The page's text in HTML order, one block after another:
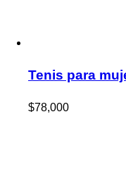
Tenis para
$78,000